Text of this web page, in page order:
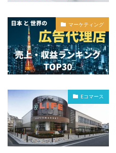
マーケティング
Eコマース